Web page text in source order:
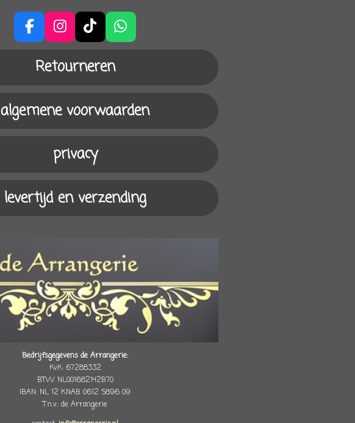
F
a
b
o
k
I
n
s
t
a
r
a
m
T
i
k
T
o
W
h
s
p
p
Retourneren
algemene voorwaarden
privacy
levertijd en verzending
Bedrijfsgegevens de Arrangerie:
KvK: 67288332
BTW: NL001682142B70
IBAN: NL 12 KNAB 0612 5896 09
T.n.v.: de Arrangerie